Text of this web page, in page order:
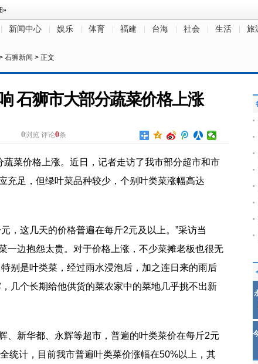
新闻中心 娱乐 体育 福建 台海 社会 生活 旅
石狮新闻 > 正文
石狮市大部分蔬菜价格上涨
0浏览 评论0条
蔬菜价格上涨。近日，记者走访了我市部分超市和市
充足，但绿叶菜品种较少，个别叶类菜涨幅高达
，这几天的价格普遍在每斤2元及以上。”采访当
一边抱怨太贵。对于价格上涨，不少菜摊老板也很无
别是叶类菜，经过雨水浸泡后，加之连日来的雨后
几个长期给他供货的菜农家中的菜地几乎挑不出新
、新华都、永辉等超市，普遍的叶类菜价在每斤2元
统计，目前我市普遍叶类菜价涨幅在50%以上，其